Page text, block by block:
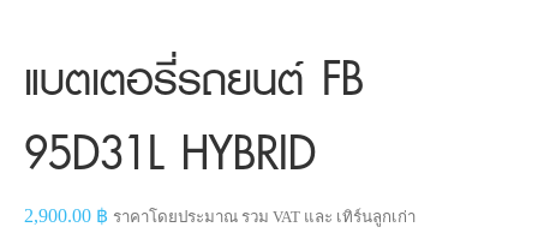
แบตเตอรี่รถยนต์ FB
95D31L HYBRID
2,900.00 ฿ ราคาโดยประมาณ รวม VAT และ เทิร์นลูกเก่า